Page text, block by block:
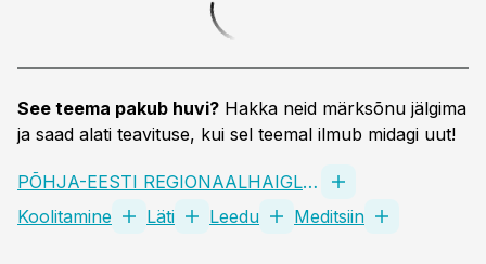
See teema pakub huvi? Hakka neid märksõnu jälgima
ja saad alati teavituse, kui sel teemal ilmub midagi uut!
PÕHJA-EESTI REGIONAALHAIGLA SA
Koolitamine
Läti Leedu Meditsiin